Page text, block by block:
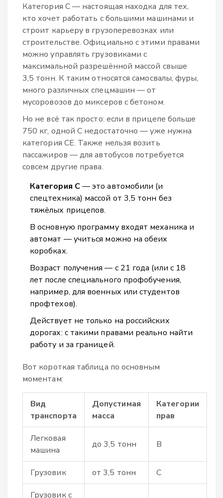
Категория C — настоящая находка для тех,
кто хочет работать с большими машинами и
строит карьеру в грузоперевозках или
строительстве. Официально с этими правами
можно управлять грузовиками с
максимальной разрешённой массой свыше
3,5 тонн. К таким относятся самосвалы, фуры,
много различных спецмашин — от
мусоровозов до миксеров с бетоном.
Но не всё так просто: если в прицепе больше
750 кг, одной C недостаточно — уже нужна
категория CE. Также нельзя возить
пассажиров — для автобусов потребуется
совсем другие права.
Категория C— это автомобили (и
спецтехника) массой от 3,5 тонн без
тяжёлых прицепов.
В основную программу входят механика и
автомат — учиться можно на обеих
коробках.
Возраст получения — с 21 года (или с 18
лет после специального профобучения,
например, для военных или студентов
профтехов).
Действует не только на российских
дорогах: с такими правами реально найти
работу и за границей.
Вот короткая таблица по основным
моментам:
Вид
транспорта
Допустимая
масса
Категории
прав
Легковая
машина
до 3,5 тонн B
Грузовик от 3,5 тонн C
Грузовик с